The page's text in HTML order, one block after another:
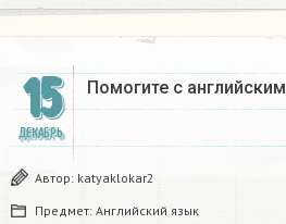
15
ДЕКАБРЬ
Помогите с английским
Автор: katyaklokar2
Предмет: Английский язык